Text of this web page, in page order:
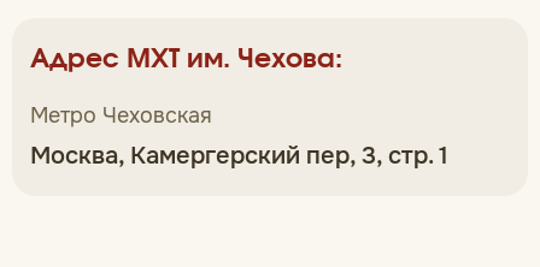
Адрес МХТ им. Чехова:
Метро Чеховская
Москва, Камергерский пер, 3, стр. 1